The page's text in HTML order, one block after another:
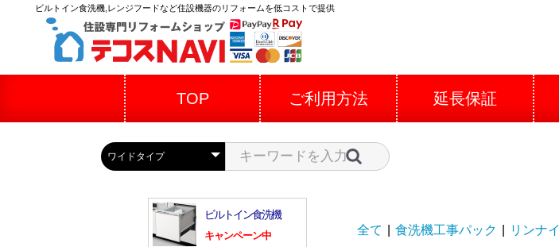
ビルトイン食洗機,レンジフードなど住設機器のリフォームを低コストで提供
TOP ご利用方法 延長保証
ビルトイン食洗機
キャンペーン中 全て 食洗機工事パック リンナイ